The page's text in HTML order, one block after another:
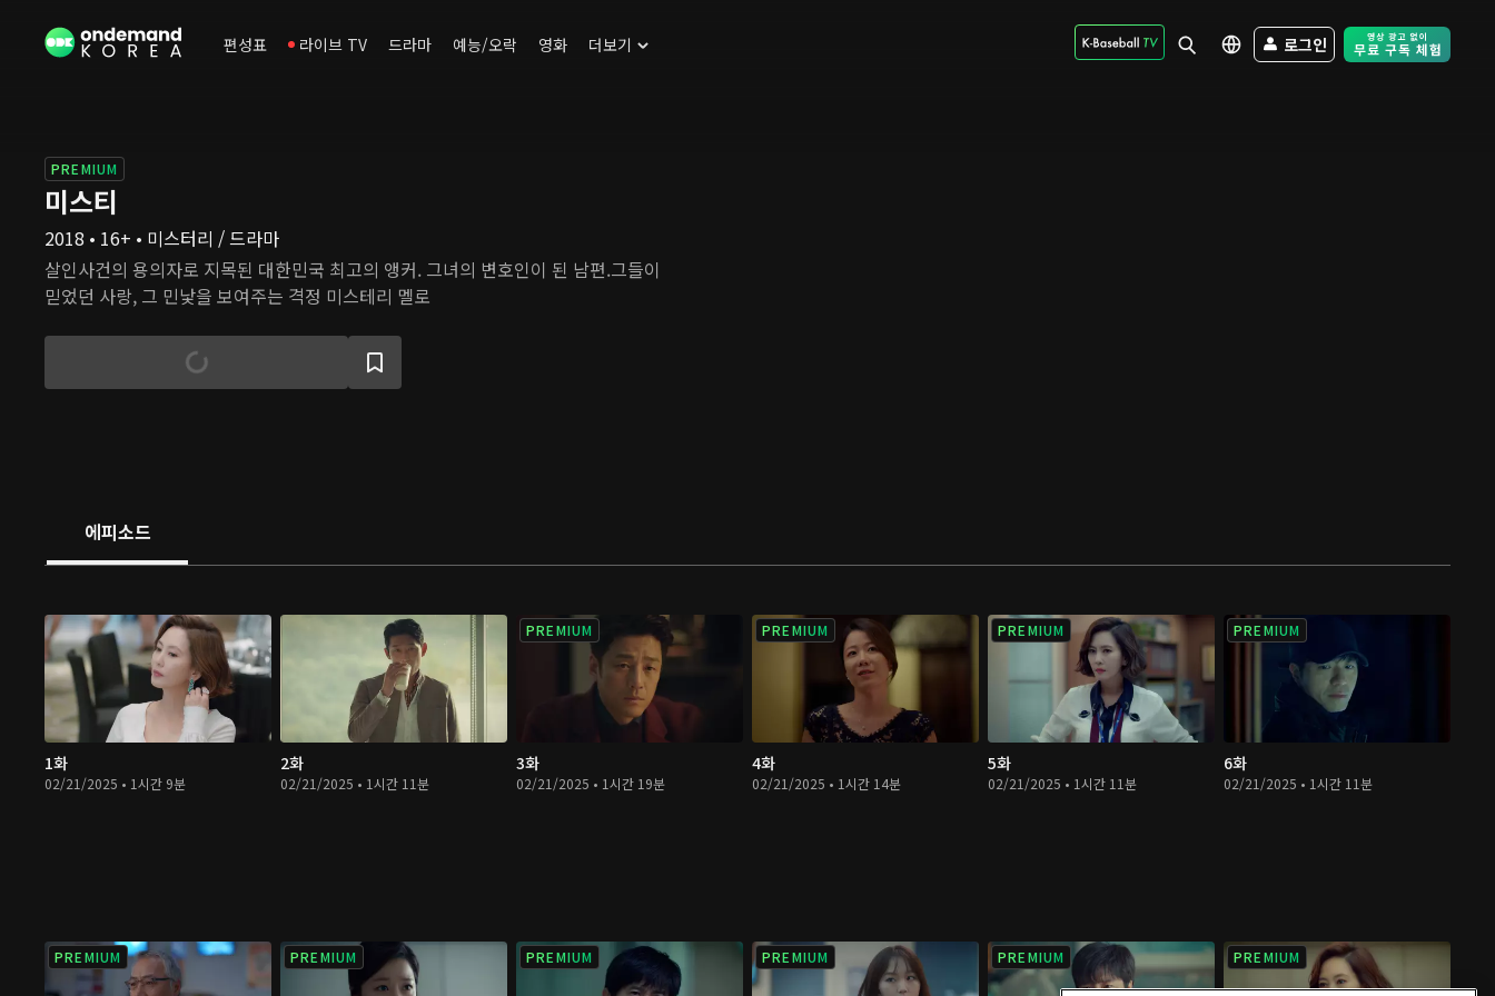
편성표 라이브 TV 드라마 예능/오락 영화 더보기 로그인 Free Trial -
PREMIUM
미스티
2018 • 16+ • 미스터리 / 드라마
살인사건의 용의자로 지목된 대한민국 최고의 앵커. 그녀의 변호인이 된 남편.그들이
믿었던 사랑, 그 민낯을 보여주는 격정 미스테리 멜로
에피소드
1화
02/21/2025 • 1시간 9분
2화
02/21/2025 • 1시간 11분
PREMIUM
3화
02/21/2025 • 1시간 19분
PREMIUM
4화
02/21/2025 • 1시간 14분
PREMIUM
5화
02/21/2025 • 1시간 11분
PREMIUM
6화
02/21/2025 • 1시간 11분
PREMIUM PREMIUM PREMIUM PREMIUM PREMIUM PREMIUM